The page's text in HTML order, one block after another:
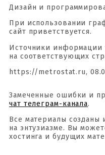
Дизайн и
При использовании
сайт приветствуется.
Источники информации
на соответствующих
https://metrostat.ru,
Замеченные ошибки и
чат телеграм-канала.
Все материалы созданы
на энтузиазме. Вы
хостинга и будущих